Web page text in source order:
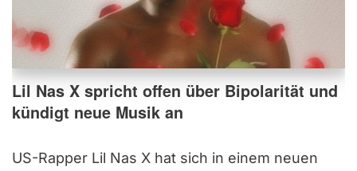
Lil Nas X spricht offen über Bipolarität und
kündigt neue Musik an
US-Rapper Lil Nas X hat sich in einem neuen